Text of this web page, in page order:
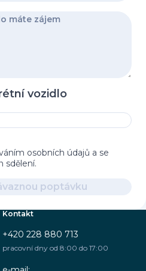
vozidlo
osobních údajů a se
sdělení.
poptávku
Kontakt
+420 228 880 713
pracovní dny od 8:00 do 17:00